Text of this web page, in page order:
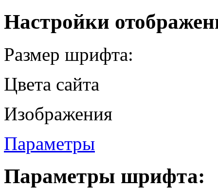
Настройки
Размер шрифта:
Цвета сайта
Изображения
Параметры
Параметры шрифта: